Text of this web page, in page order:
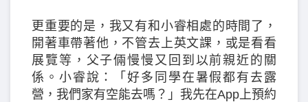
更重要的是，我又有和小睿相處的時間了，
開著車帶著他，不管去上英文課，或是看看
展覽等，父子倆慢慢又回到以前親近的關
係。小睿說：「好多同學在暑假都有去露
營，我們家有空能去嗎？」我先在App上預約